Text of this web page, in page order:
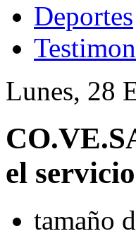
Deportes
Lunes, 28
el servicio
tamaño